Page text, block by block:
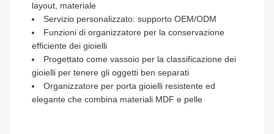
layout, materiale
Servizio personalizzato: supporto OEM/ODM
Funzioni di organizzatore per la conservazione
efficiente dei gioielli
Progettato come vassoio per la classificazione dei
gioielli per tenere gli oggetti ben separati
Organizzatore per porta gioielli resistente ed
elegante che combina materiali MDF e pelle